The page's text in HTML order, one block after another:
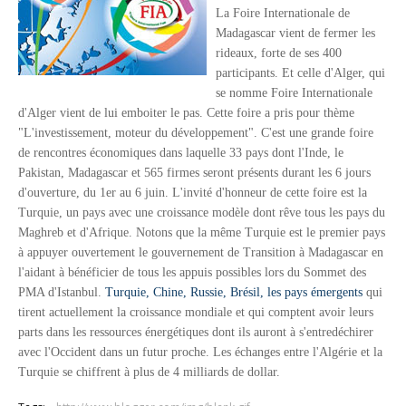
Tsirisoa Edition-Jul 15 2026
Jeux vidéo : Supercell parie sur les studios africains
Unknown-Jul 13 2026
Intelligence artificielle : le "Sud global" joue sa partition
Chine : des investissements à l'étranger plus encadrés
Unknown-Jul 01 2026
Economie hôtelière : la connectivité comme levier
Unknown -Jun 27 2026
Pays du Golfe : nouveau paradigme, nouvelles priorités
Unknown -Jun 22 2026
Neutralité carbone : les "Iles Vanille" poussent leurs pions
Unknown-Jun 18 2026
Rendez-vous golfique : Mazagan joue sa carte
Unknown-Jun 11 2026
Course à l'IA : Meta envisage une importante levée de fonds
Unknown-Jun 06 2026
Banques centrales : indépendantes jusqu'où ?
-
VTC : Yango Group veut accélérer en Afrique
La Foire Internationale de
Madagascar vient de fermer les
rideaux, forte de ses 400
participants. Et celle d'Alger, qui
se nomme Foire Internationale
d'Alger vient de lui emboiter le pas. Cette foire a pris pour thème
"L'investissement, moteur du développement". C'est une grande foire
de rencontres économiques dans laquelle 33 pays dont l'Inde, le
Pakistan, Madagascar et 565 firmes seront présents durant les 6 jours
d'ouverture, du 1er au 6 juin. L'invité d'honneur de cette foire est la
Turquie, un pays avec une croissance modèle dont rêve tous les pays du
Maghreb et d'Afrique. Notons que la même Turquie est le premier pays
à appuyer ouvertement le gouvernement de Transition à Madagascar en
l'aidant à bénéficier de tous les appuis possibles lors du Sommet des
PMA d'Istanbul. Turquie, Chine, Russie, Brésil, les pays émergents qui
tirent actuellement la croissance mondiale et qui comptent avoir leurs
parts dans les ressources énergétiques dont ils auront à s'entredéchirer
avec l'Occident dans un futur proche. Les échanges entre l'Algérie et la
Turquie se chiffrent à plus de 4 milliards de dollar.